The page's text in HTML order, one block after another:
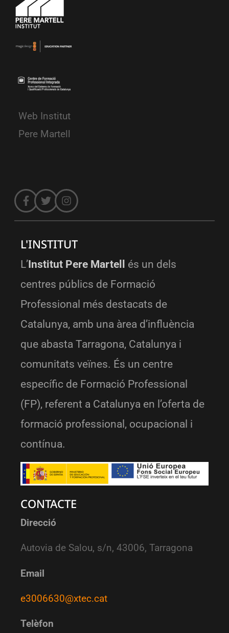
Web Institut
Pere Martell
L'INSTITUT
L’Institut Pere Martell
és un dels
centres públics de Formació
Professional més destacats de
Catalunya, amb una àrea d’influència
que abasta Tarragona, Catalunya i
comunitats veïnes. És un centre
específic de Formació Professional
(FP), referent a Catalunya en l’oferta de
formació professional, ocupacional i
contínua.
CONTACTE
Direcció
Autovia de Salou, s/n, 43006, Tarragona
Email
e3006630@xtec.cat
Telèfon